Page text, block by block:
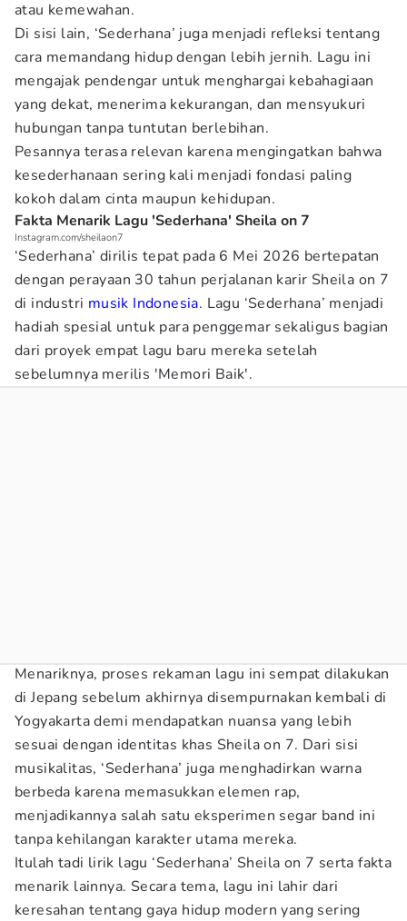
atau kemewahan.
Di sisi lain, ‘Sederhana’ juga menjadi refleksi tentang
cara memandang hidup dengan lebih jernih. Lagu ini
mengajak pendengar untuk menghargai kebahagiaan
yang dekat, menerima kekurangan, dan mensyukuri
hubungan tanpa tuntutan berlebihan.
Pesannya terasa relevan karena mengingatkan bahwa
kesederhanaan sering kali menjadi fondasi paling
kokoh dalam cinta maupun kehidupan.
Fakta Menarik Lagu 'Sederhana' Sheila on 7
Instagram.com/sheilaon7
‘Sederhana’ dirilis tepat pada 6 Mei 2026 bertepatan
dengan perayaan 30 tahun perjalanan karir Sheila on 7
di industri musik Indonesia. Lagu ‘Sederhana’ menjadi
hadiah spesial untuk para penggemar sekaligus bagian
dari proyek empat lagu baru mereka setelah
sebelumnya merilis 'Memori Baik'.
Menariknya, proses rekaman lagu ini sempat dilakukan
di Jepang sebelum akhirnya disempurnakan kembali di
Yogyakarta demi mendapatkan nuansa yang lebih
sesuai dengan identitas khas Sheila on 7. Dari sisi
musikalitas, ‘Sederhana’ juga menghadirkan warna
berbeda karena memasukkan elemen rap,
menjadikannya salah satu eksperimen segar band ini
tanpa kehilangan karakter utama mereka.
Itulah tadi lirik lagu ‘Sederhana’ Sheila on 7 serta fakta
menarik lainnya. Secara tema, lagu ini lahir dari
keresahan tentang gaya hidup modern yang sering